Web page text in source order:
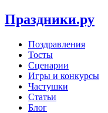
Праздники.ру
Поздравления
Тосты
Сценарии
Игры и конкурсы
Частушки
Статьи
Блог